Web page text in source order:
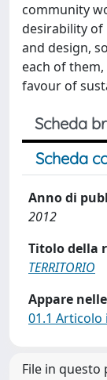
community
desirability
and design,
each of
favour of
Scheda
Scheda
Anno di
2012
Titolo della
TERRITORIO
Appare
01.1 Articolo
File in